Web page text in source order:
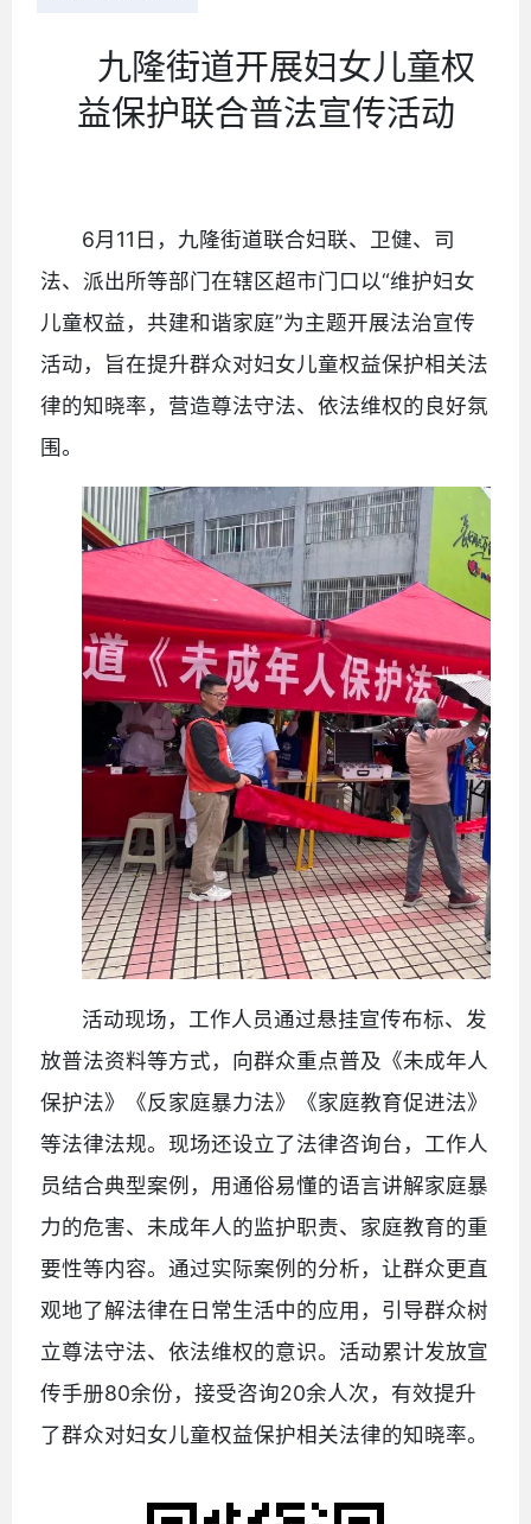
九隆街道开展妇女儿童权
益保护联合普法宣传活动
6月11日，九隆街道联合妇联、卫健、司
法、派出所等部门在辖区超市门口以“维护妇女
儿童权益，共建和谐家庭”为主题开展法治宣传
活动，旨在提升群众对妇女儿童权益保护相关法
律的知晓率，营造尊法守法、依法维权的良好氛
围。
活动现场，工作人员通过悬挂宣传布标、发
放普法资料等方式，向群众重点普及《未成年人
保护法》《反家庭暴力法》《家庭教育促进法》
等法律法规。现场还设立了法律咨询台，工作人
员结合典型案例，用通俗易懂的语言讲解家庭暴
力的危害、未成年人的监护职责、家庭教育的重
要性等内容。通过实际案例的分析，让群众更直
观地了解法律在日常生活中的应用，引导群众树
立尊法守法、依法维权的意识。活动累计发放宣
传手册80余份，接受咨询20余人次，有效提升
了群众对妇女儿童权益保护相关法律的知晓率。